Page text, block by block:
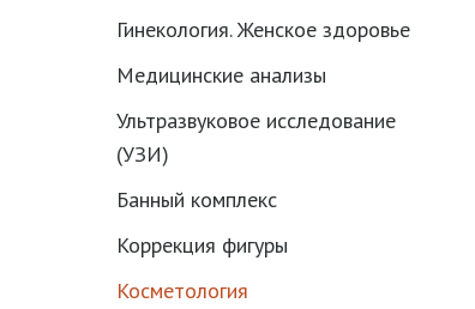
Гинекология. Женское здоровье
Медицинские анализы
Ультразвуковое исследование
(УЗИ)
Банный комплекс
Коррекция фигуры
Косметология